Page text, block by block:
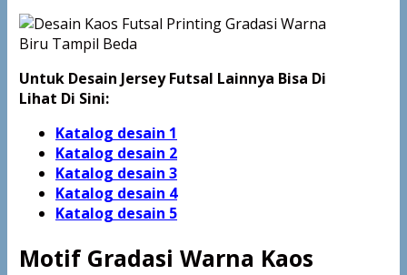
Untuk Desain Jersey Futsal Lainnya Bisa Di
Lihat Di Sini:
Katalog desain 1
Katalog desain 2
Katalog desain 3
Katalog desain 4
Katalog desain 5
Motif Gradasi Warna Kaos